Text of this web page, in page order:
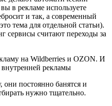
в рекламе используете
и так, а современный
тема для отдельной статьи).
сервисы считают переходы за
они постоянно банятся и
нужно тщательно.